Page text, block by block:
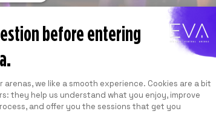
before entering
Platform:
arenas, we like a smooth experience. Cookies are a bit
they help us understand what you enjoy, improve
and offer you the sessions that get you
OFERTAS